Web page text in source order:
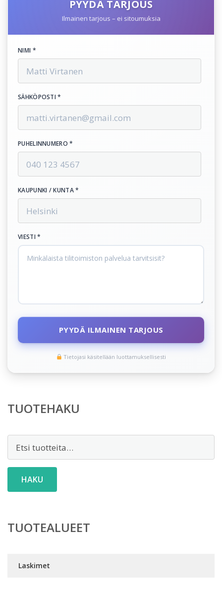
PYYDÄ TARJOUS
Ilmainen tarjous – ei sitoumuksia
NIMI *
SÄHKÖPOSTI *
PUHELINNUMERO *
KAUPUNKI / KUNTA *
VIESTI *
PYYDÄ ILMAINEN TARJOUS
Tietojasi käsitellään luottamuksellisesti
TUOTEHAKU
HAKU
TUOTEALUEET
Laskimet